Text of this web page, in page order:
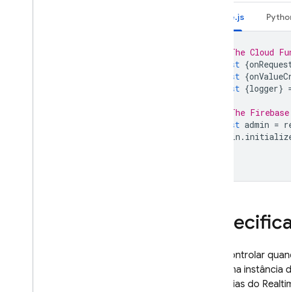
Node.js
// The Cloud
const {
const {
const {logger}
// The
const admin =
admin .
Para controlar
com uma instância
instâncias do